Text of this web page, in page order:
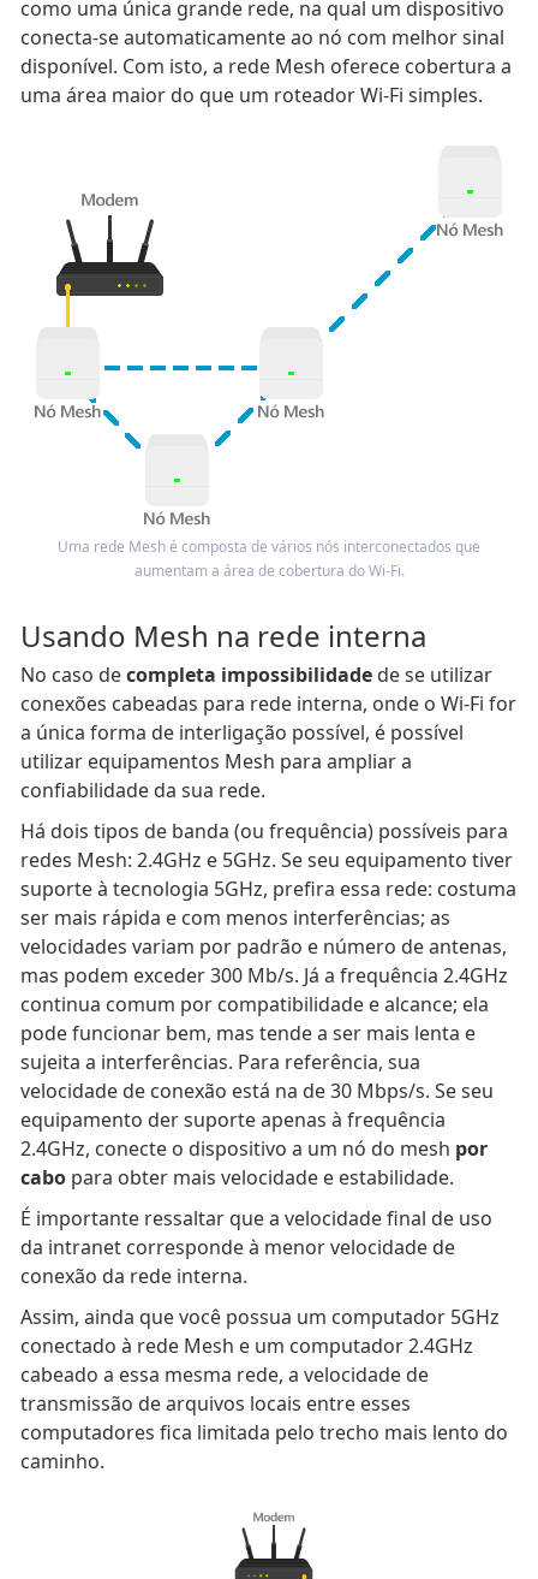
como uma única grande rede, na qual um dispositivo
conecta-se automaticamente ao nó com melhor sinal
disponível. Com isto, a rede Mesh oferece cobertura a
uma área maior do que um roteador Wi-Fi simples.
Uma rede Mesh é composta de vários nós interconectados que
aumentam a área de cobertura do Wi-Fi.
Usando Mesh na rede interna
No caso decompleta impossibilidade de se utilizar
conexões cabeadas para rede interna, onde o Wi-Fi for
a única forma de interligação possível, é possível
utilizar equipamentos Mesh para ampliar a
confiabilidade da sua rede.
Há dois tipos de banda (ou frequência) possíveis para
redes Mesh: 2.4GHz e 5GHz. Se seu equipamento tiver
suporte à tecnologia 5GHz, prefira essa rede: costuma
ser mais rápida e com menos interferências; as
velocidades variam por padrão e número de antenas,
mas podem exceder 300 Mb/s. Já a frequência 2.4GHz
continua comum por compatibilidade e alcance; ela
pode funcionar bem, mas tende a ser mais lenta e
sujeita a interferências. Para referência, sua
velocidade de conexão está na de 30 Mbps/s. Se seu
equipamento der suporte apenas à frequência
2.4GHz, conecte o dispositivo a um nó do mesh por
cabo para obter mais velocidade e estabilidade.
É importante ressaltar que a velocidade final de uso
da intranet corresponde à menor velocidade de
conexão da rede interna.
Assim, ainda que você possua um computador 5GHz
conectado à rede Mesh e um computador 2.4GHz
cabeado a essa mesma rede, a velocidade de
transmissão de arquivos locais entre esses
computadores fica limitada pelo trecho mais lento do
caminho.